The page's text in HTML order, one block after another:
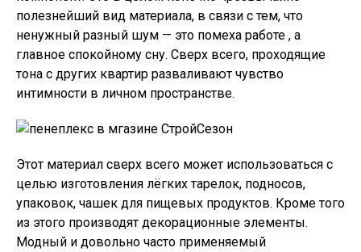
полезнейший вид материала, в связи с тем, что
ненужный разный шум — это помеха работе , а
главное спокойному сну. Сверх всего, проходящие
тона с других квартир разваливают чувство
интимности в личном пространстве.
Этот материал сверх всего может использоваться с
целью изготовления лёгких тарелок, подносов,
упаковок, чашек для пищевых продуктов. Кроме того
из этого производят декорационные элементы.
Модный и довольно часто применяемый